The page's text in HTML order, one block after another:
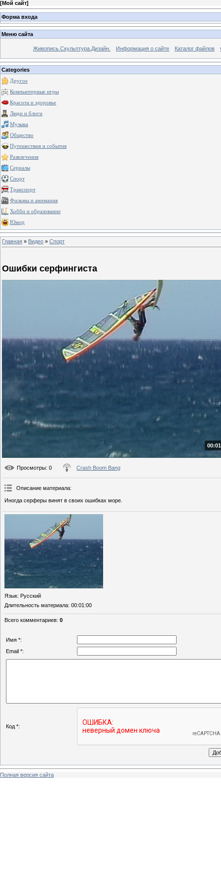
[Мой сайт]
Форма входа
Меню сайта
Живопись.Скульптура.Дизайн. Информация о сайте Каталог файлов
Categories
Другое
Компьютерные игры
Красота и здоровье
Люди и блоги
Музыка
Общество
Путешествия и события
Развлечения
Сериалы
Спорт
Транспорт
Фильмы и анимация
Хобби и образование
Юмор
Главная » Видео » Спорт
Ошибки серфингиста
Просмотры: 0 Crash Boom Bang
Описание материала:
Иногда серферы винят в своих ошибках море.
Язык: Русский
Длительность материала: 00:01:00
Всего комментариев: 0
Имя *:
Email *:
Код *:
Полная версия сайта